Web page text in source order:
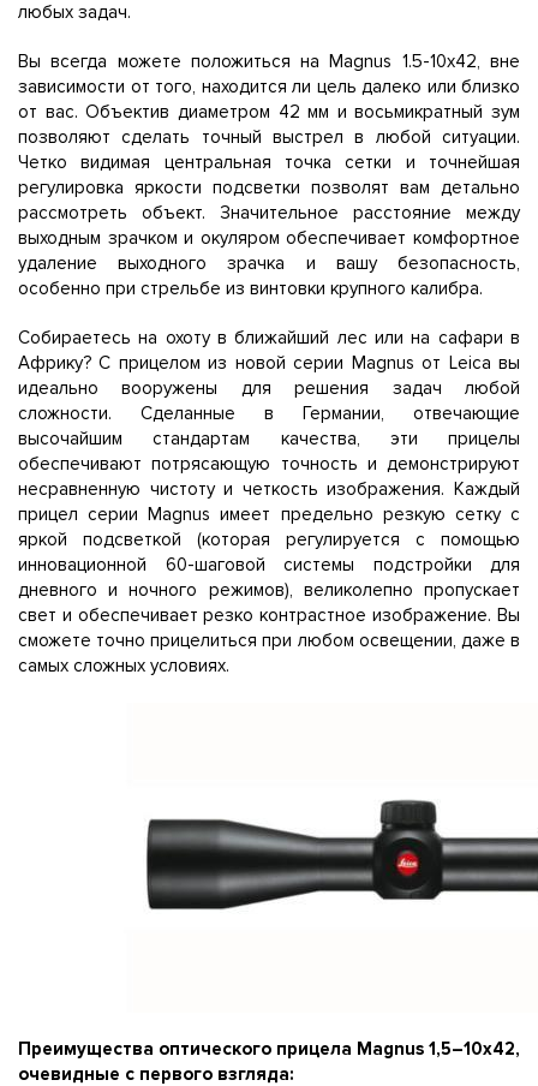
любых задач.
Вы всегда можете положиться на Magnus 1.5-10x42, вне
зависимости от того, находится ли цель далеко или близко
от вас. Объектив диаметром 42 мм и восьмикратный зум
позволяют сделать точный выстрел в любой ситуации.
Четко видимая центральная точка сетки и точнейшая
регулировка яркости подсветки позволят вам детально
рассмотреть объект. Значительное расстояние между
выходным зрачком и окуляром обеспечивает комфортное
удаление выходного зрачка и вашу безопасность,
особенно при стрельбе из винтовки крупного калибра.
Собираетесь на охоту в ближайший лес или на сафари в
Африку? С прицелом из новой серии Magnus от Leica вы
идеально вооружены для решения задач любой
сложности. Сделанные в Германии, отвечающие
высочайшим стандартам качества, эти прицелы
обеспечивают потрясающую точность и демонстрируют
несравненную чистоту и четкость изображения. Каждый
прицел серии Magnus имеет предельно резкую сетку с
яркой подсветкой (которая регулируется с помощью
инновационной 60-шаговой системы подстройки для
дневного и ночного режимов), великолепно пропускает
свет и обеспечивает резко контрастное изображение. Вы
сможете точно прицелиться при любом освещении, даже в
самых сложных условиях.
Преимущества оптического прицела Magnus 1,5–10x42,
очевидные с первого взгляда: